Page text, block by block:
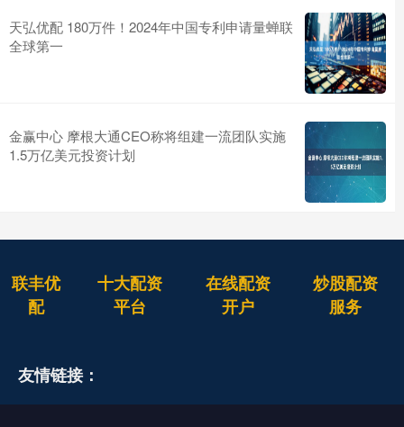
天弘优配 180万件！2024年中国专利申请量蝉联
全球第一
金赢中心 摩根大通CEO称将组建一流团队实施
1.5万亿美元投资计划
联丰优
配
十大配资
平台
在线配资
开户
炒股配资
服务
友情链接：